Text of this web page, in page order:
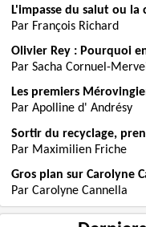
L'impasse du salut ou
Par François Richard
Olivier Rey : Pourquoi
Par Sacha Cornuel-
Les premiers
Par Apolline d' Andrésy
Sortir du recyclage,
Par Maximilien Friche
Gros plan sur Carolyne
Par Carolyne Cannella